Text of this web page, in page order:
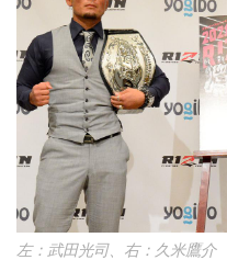
左：武田光司、右：久米鷹介